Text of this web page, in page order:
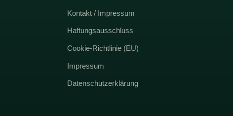
Kontakt / Impressum
Haftungsausschluss
Cookie-Richtlinie (EU)
Impressum
Datenschutzerklärung